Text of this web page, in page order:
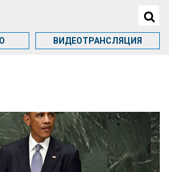
ВИДЕОТРАНСЛЯЦИЯ